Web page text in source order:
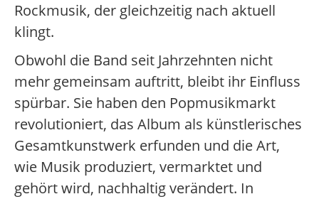
Rockmusik, der gleichzeitig nach aktuell
klingt.
Obwohl die Band seit Jahrzehnten nicht
mehr gemeinsam auftritt, bleibt ihr Einfluss
spürbar. Sie haben den Popmusikmarkt
revolutioniert, das Album als künstlerisches
Gesamtkunstwerk erfunden und die Art,
wie Musik produziert, vermarktet und
gehört wird, nachhaltig verändert. In